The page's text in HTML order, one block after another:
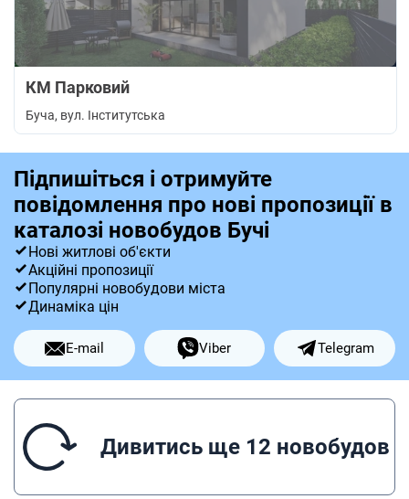
КМ Парковий
Буча, вул. Інститутська
Підпишіться і отримуйте
повідомлення про нові пропозиції в
каталозі новобудов Бучі
Нові житлові об'єкти
Акційні пропозиції
Популярні новобудови міста
Динаміка цін
E-mail Viber Telegram
Дивитись ще 12 новобудов